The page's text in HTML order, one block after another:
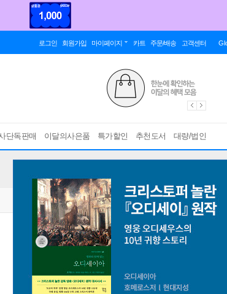
로그인 회원가입 마이페이지 카트 주문/배송 고객센터
단독판매 이달의사은품 특가할인 추천도서 대량/법인